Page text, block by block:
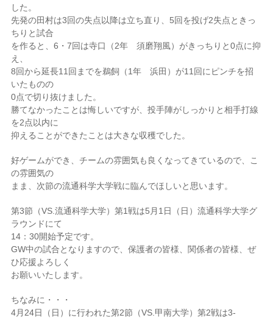
した。
先発の田村は3回の失点以降は立ち直り、5回を投げ2失点ときっ
ちりと試合
を作ると、6・7回は寺口（2年 須磨翔風）がきっちりと0点に抑
え、
8回から延長11回までを鵜飼（1年 浜田）が11回にピンチを招
いたものの
0点で切り抜けました。
勝てなかったことは悔しいですが、投手陣がしっかりと相手打線
を2点以内に
抑えることができたことは大きな収穫でした。
好ゲームができ、チームの雰囲気も良くなってきているので、こ
の雰囲気の
まま、次節の流通科学大学戦に臨んでほしいと思います。
第3節（VS.流通科学大学）第1戦は5月1日（日）流通科学大学グ
ラウンドにて
14：30開始予定です。
GW中の試合となりますので、保護者の皆様、関係者の皆様、ぜ
ひ応援よろしく
お願いいたします。
ちなみに・・・
4月24日（日）に行われた第2節（VS.甲南大学）第2戦は3-